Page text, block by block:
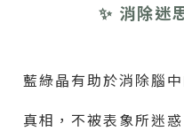
✨ 消除迷
藍綠晶有助於消除腦
真相，不被表象所迷